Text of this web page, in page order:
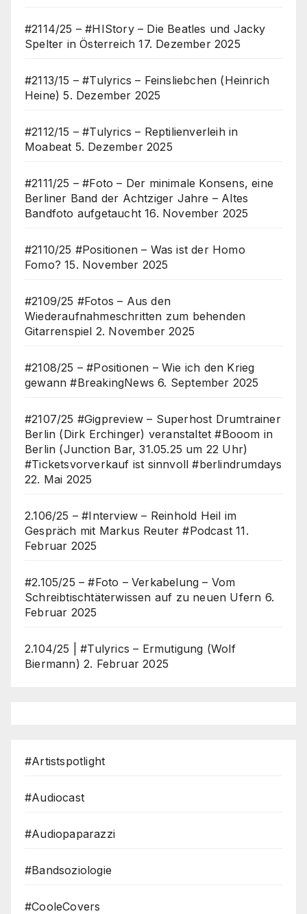
#2114/25 – #HIStory – Die Beatles und Jacky
Spelter in Österreich 17. Dezember 2025
#2113/15 – #Tulyrics – Feinsliebchen (Heinrich
Heine) 5. Dezember 2025
#2112/15 – #Tulyrics – Reptilienverleih in
Moabeat 5. Dezember 2025
#2111/25 – #Foto – Der minimale Konsens, eine
Berliner Band der Achtziger Jahre – Altes
Bandfoto aufgetaucht 16. November 2025
#2110/25 #Positionen – Was ist der Homo
Fomo? 15. November 2025
#2109/25 #Fotos – Aus den
Wiederaufnahmeschritten zum behenden
Gitarrenspiel 2. November 2025
#2108/25 – #Positionen – Wie ich den Krieg
gewann #BreakingNews 6. September 2025
#2107/25 #Gigpreview – Superhost Drumtrainer
Berlin (Dirk Erchinger) veranstaltet #Booom in
Berlin (Junction Bar, 31.05.25 um 22 Uhr)
#Ticketsvorverkauf ist sinnvoll #berlindrumdays
22. Mai 2025
2.106/25 – #Interview – Reinhold Heil im
Gespräch mit Markus Reuter #Podcast 11.
Februar 2025
#2.105/25 – #Foto – Verkabelung – Vom
Schreibtischtäterwissen auf zu neuen Ufern 6.
Februar 2025
2.104/25 | #Tulyrics – Ermutigung (Wolf
Biermann) 2. Februar 2025
#Artistspotlight
#Audiocast
#Audiopaparazzi
#Bandsoziologie
#CooleCovers